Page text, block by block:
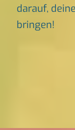
darauf,
bringen!